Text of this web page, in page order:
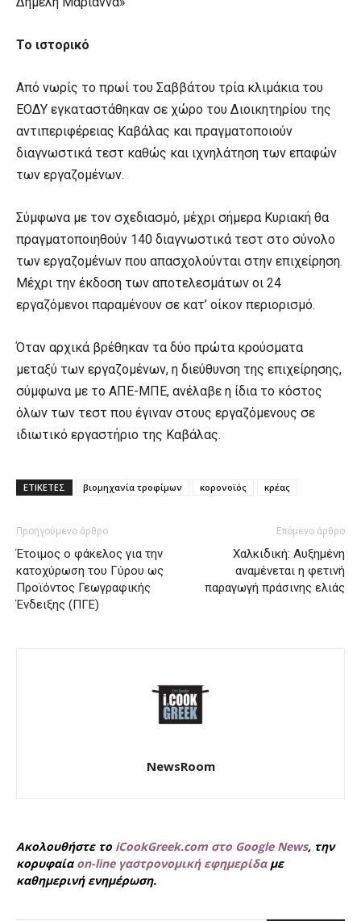
Το ιστορικό
Από νωρίς το πρωί του Σαββάτου τρία κλιμάκια του
ΕΟΔΥ εγκαταστάθηκαν σε χώρο του Διοικητηρίου της
αντιπεριφέρειας Καβάλας και πραγματοποιούν
διαγνωστικά τεστ καθώς και ιχνηλάτηση των επαφών
των εργαζομένων.
Σύμφωνα με τον σχεδιασμό, μέχρι σήμερα Κυριακή θα
πραγματοποιηθούν 140 διαγνωστικά τεστ στο σύνολο
των εργαζομένων που απασχολούνται στην επιχείρηση.
Μέχρι την έκδοση των αποτελεσμάτων οι 24
εργαζόμενοι παραμένουν σε κατ’ οίκον περιορισμό.
Όταν αρχικά βρέθηκαν τα δύο πρώτα κρούσματα
μεταξύ των εργαζομένων, η διεύθυνση της επιχείρησης,
σύμφωνα με το ΑΠΕ-ΜΠΕ, ανέλαβε η ίδια το κόστος
όλων των τεστ που έγιναν στους εργαζόμενους σε
ιδιωτικό εργαστήριο της Καβάλας.
ΕΤΙΚΕΤΕΣ βιομηχανία τροφίμων κορονοϊός κρέας
Προηγούμενο άρθρο
Έτοιμος ο φάκελος για την
κατοχύρωση του Γύρου ως
Προϊόντος Γεωγραφικής
Ένδειξης (ΠΓΕ)
Επόμενο άρθρο
Χαλκιδική: Αυξημένη
αναμένεται η φετινή
παραγωγή πράσινης ελιάς
NewsRoom
Ακολουθήστε το iCookGreek.com στο Google News, την
κορυφαία on-line γαστρονομική εφημερίδαμε
καθημερινή ενημέρωση.